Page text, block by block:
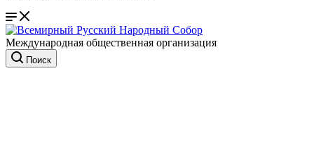
Международная общественная организация
Поиск